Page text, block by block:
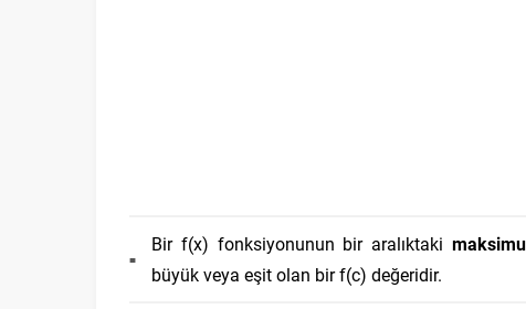
Bir f(x) fonksiyonunun bir aralıktaki
büyük veya eşit olan bir f(c) değeridir.